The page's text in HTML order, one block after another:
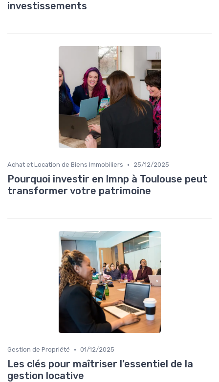
investissements
Achat et Location de Biens Immobiliers • 25/12/2025
Pourquoi investir en lmnp à Toulouse peut
transformer votre patrimoine
Gestion de Propriété • 01/12/2025
Les clés pour maîtriser l’essentiel de la
gestion locative